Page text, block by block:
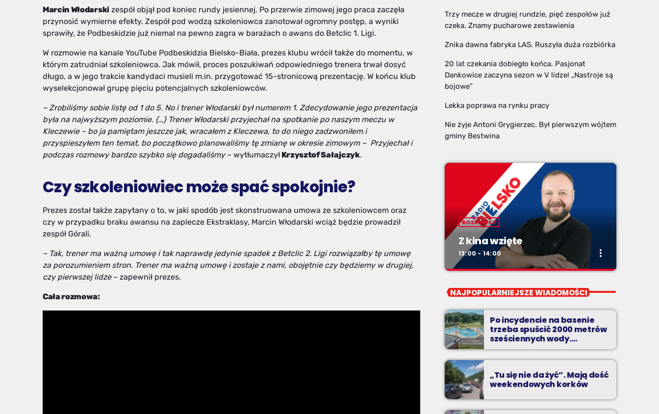
Marcin Włodarski zespół objął pod koniec rundy jesiennej. Po przerwie zimowej jego praca zaczęła
przynosić wymierne efekty. Zespół pod wodzą szkoleniowca zanotował ogromny postęp, a wyniki
sprawiły, że Podbeskidzie już niemal na pewno zagra w barażach o awans do Betclic 1. Ligi.
W rozmowie na kanale YouTube Podbeskidzia Bielsko-Biała, prezes klubu wrócił także do momentu, w
którym zatrudniał szkoleniowca. Jak mówił, proces poszukiwań odpowiedniego trenera trwał dosyć
długo, a w jego trakcie kandydaci musieli m.in. przygotować 15-stronicową prezentację. W końcu klub
wyselekcjonował grupę pięciu potencjalnych szkoleniowców.
– Zrobiliśmy sobie listę od 1 do 5. No i trener Włodarski był numerem 1. Zdecydowanie jego prezentacja
była na najwyższym poziomie. {…}Trener Włodarski przyjechał na spotkanie po naszym meczu w
Kleczewie – bo ja pamiętam jeszcze jak, wracałem z Kleczewa, to do niego zadzwoniłem i
przyspieszyłem ten temat, bo początkowo planowaliśmy tę zmianę w okresie zimowym – Przyjechał i
podczas rozmowy bardzo szybko się dogadaliśmy– wytłumaczył Krzysztof Sałajczyk.
Czy szkoleniowiec może spać spokojnie?
Prezes został także zapytany o to, w jaki spodób jest skonstruowana umowa ze szkoleniowcem oraz
czy w przypadku braku awansu na zaplecze Ekstraklasy, Marcin Włodarski wciąż będzie prowadził
zespół Górali.
– Tak, trener ma ważną umowę i tak naprawdę jedynie spadek z Betclic 2. Ligi rozwiązałby tę umowę
za porozumieniem stron. Trener ma ważną umowę i zostaje z nami, obojętnie czy będziemy w drugiej,
czy pierwszej lidze– zapewnił prezes.
Cała rozmowa:
Trzy mecze w drugiej rundzie, pięć zespołów już
czeka. Znamy pucharowe zestawienia
Znika dawna fabryka LAS. Ruszyła duża rozbiórka
20 lat czekania dobiegło końca. Pasjonat
Dankowice zaczyna sezon w V lidze! „Nastroje są
bojowe”
Lekka poprawa na rynku pracy
Nie żyje Antoni Grygierzec. Był pierwszym wójtem
gminy Bestwina
ROZRYWKA
Z kina wzięte
13:00 - 14:00 more_vert
Z kina wzięte
Z Kina Wzięte to audycja w której film
występuje roli głównej.
NAJPOPULARNIEJSZE WIADOMOŚCI
Po incydencie na basenie
trzeba spuścić 2000 metrów
sześciennych wody.
„Ogromne koszty i ogromna
praca”
„Tu się nie da żyć”. Mają dość
weekendowych korków